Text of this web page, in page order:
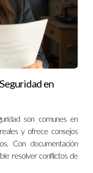
ingresos como
estrategias
a ver ingresos
tardar más.
buena inversión en
tu visibilidad y
en
son comunes en
y ofrece consejos
Con documentación
resolver conflictos de